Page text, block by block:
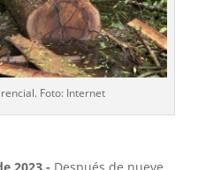
Foto: Internet